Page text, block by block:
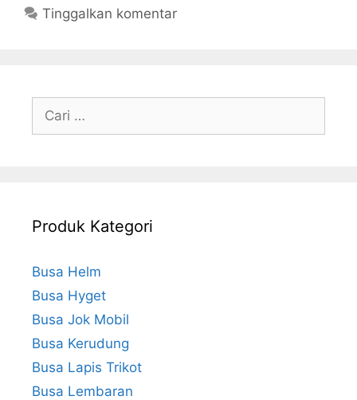
Tinggalkan komentar
untuk:
Produk Kategori
Busa Helm
Busa Hyget
Busa Jok Mobil
Busa Kerudung
Busa Lapis Trikot
Busa Lembaran